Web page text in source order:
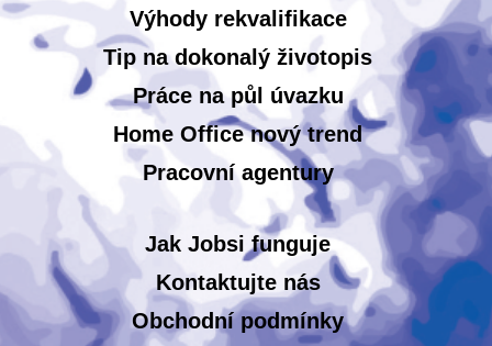
Výhody rekvalifikace
Tip na dokonalý životopis
Práce na půl úvazku
Home Office nový trend
Pracovní agentury
Jak Jobsi funguje
Kontaktujte nás
Obchodní podmínky